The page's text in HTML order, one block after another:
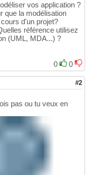
vos application ?
que la modélisation
d'un projet?
référence utilisez
(UML, MDA...) ?
0
0
#2
pas ou tu veux en